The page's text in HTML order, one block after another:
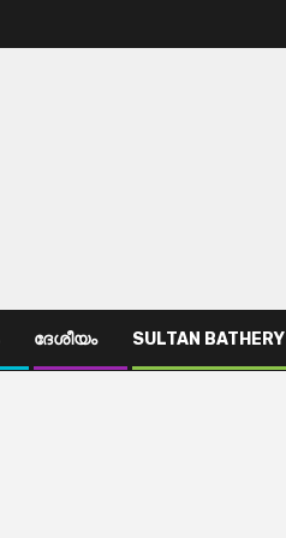
ദേശീയം SULTAN BATHERY